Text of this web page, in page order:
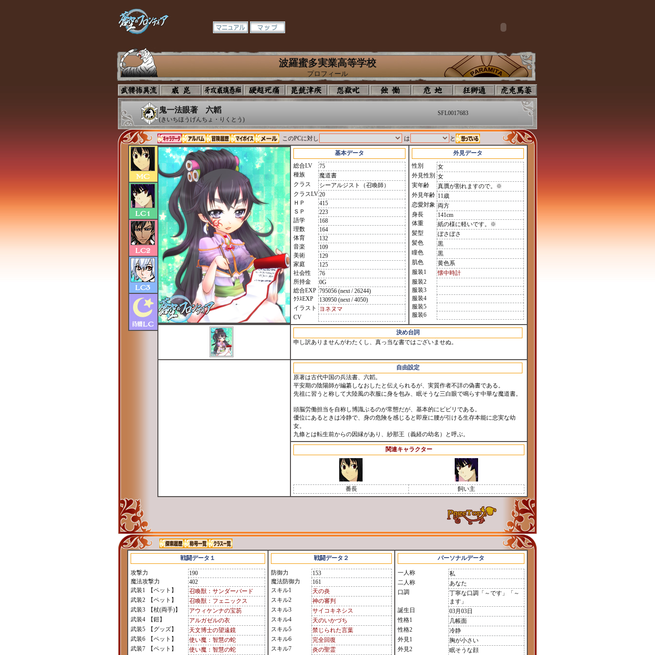
波羅蜜多実業高等学校
プロフィール
鬼一法眼著 六韜
(きいちほうげんちょ・りくとう)
SFL0017683
このPCに対し は と
基本データ
総合LV
75
種族
魔道書
クラス
シーアルジスト（召喚師）
クラスLV20
ＨＰ
415
ＳＰ
223
語学
168
理数
164
体育
132
音楽
109
美術
129
家庭
125
社会性
76
所持金
0G
総合EXP 795056 (next / 26244)
ｸﾗｽEXP
130950 (next / 4050)
イラスト
ヨネヌマ
CV
外見データ
性別
女
外見性別 女
実年齢
真贋が割れますので。※
外見年齢 11歳
恋愛対象 両方
身長
141cm
体重
紙の様に軽いです。※
髪型
ぼさぼさ
髪色
黒
瞳色
黒
肌色
黄色系
服装1
懐中時計
服装2
服装3
服装4
服装5
服装6
決め台詞
申し訳ありませんがわたくし、真っ当な書ではございませぬ。
自由設定
原著は古代中国の兵法書、六韜。
平安期の陰陽師が編纂しなおしたと伝えられるが、実質作者不詳の偽書である。
先祖に習うと称して大陸風の衣服に身を包み、眠そうな三白眼で鳴らす中華な魔道書。
頭脳労働担当を自称し博識ぶるのが常態だが、基本的にビビリである。
優位にあるときは冷静で、身の危険を感じると即座に腰が引ける生存本能に忠実な幼
女。
九條とは転生前からの因縁があり、紗那王（義経の幼名）と呼ぶ。
関連キャラクター
番長 飼い主
戦闘データ１
攻撃力
190
魔法攻撃力
402
武装1
【ペット】
召喚獣：サンダーバード
武装2
【ペット】
召喚獣：フェニックス
武装3
【杖(両手)】
アウィケンナの宝笏
武装4
【鎧】
アルガゼルの衣
武装5
【グッズ】
天文博士の望遠鏡
武装6
【ペット】
使い魔：智慧の蛇
武装7
【ペット】 使い魔：智慧の蛇
戦闘データ２
防御力
153
魔法防御力
161
スキル1
天の炎
スキル2
神の審判
スキル3
サイコキネシス
スキル4
天のいかづち
スキル5
禁じられた言葉
スキル6
完全回復
スキル7
炎の聖霊
パーソナルデータ
一人称
私
二人称
あなた
口調
丁寧な口調「～です」「～
ます」
誕生日
03月03日
性格1
几帳面
性格2
冷静
外見1
胸が小さい
外見2
眠そうな顔